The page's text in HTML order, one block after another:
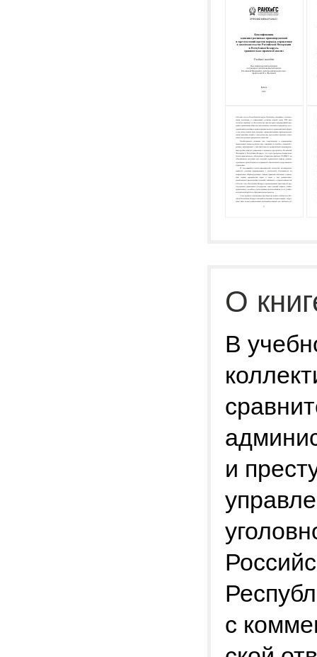
О
В
и
с